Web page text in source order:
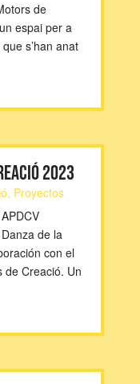
de
espai per a
s’han anat
2023
, Proyectos
de la
con el
de Creació. Un